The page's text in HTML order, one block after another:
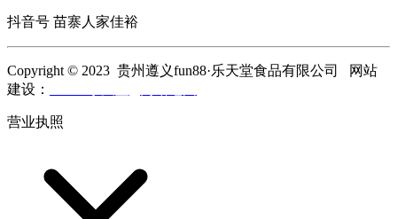
抖音号 苗寨人家佳裕
Copyright © 2023 贵州遵义fun88·乐天堂食品有限公司 网站
建设：
营业执照